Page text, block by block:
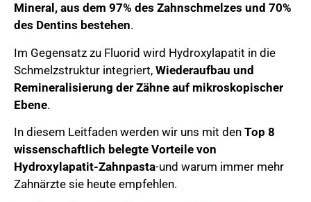
Mineral, aus dem 97% des Zahnschmelzes und 70%
des Dentins bestehen.
Im Gegensatz zu Fluorid wird Hydroxylapatit in die
Schmelzstruktur integriert, Wiederaufbau und
Remineralisierung der Zähne auf mikroskopischer
Ebene.
In diesem Leitfaden werden wir uns mit den Top 8
wissenschaftlich belegte Vorteile von
Hydroxylapatit-Zahnpasta-und warum immer mehr
Zahnärzte sie heute empfehlen.